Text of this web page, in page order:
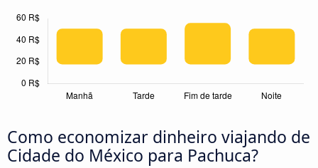
Como economizar dinheiro viajando de
Cidade do México para Pachuca?